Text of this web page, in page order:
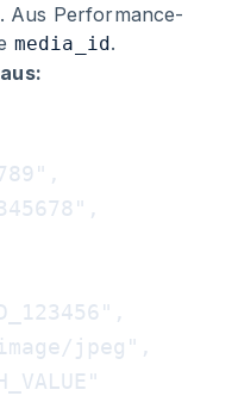
Aus Performance-
media_id.
jpeg",